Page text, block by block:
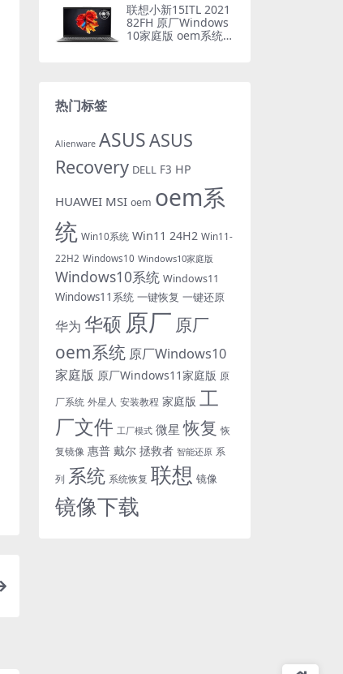
联想小新15ITL 2021
82FH 原厂Windows
10家庭版 oem系统镜
热门标签
Alienware ASUSASUS
Recovery DELL F3 HP
HUAWEI MSI oem oem系
统 Win10系统 Win11 24H2 Win11-
22H2 Windows10 Windows10家庭版
Windows10系统 Windows11
Windows11系统 一键恢复 一键还原
华为 华硕 原厂 原厂
oem系统 原厂Windows10
家庭版 原厂Windows11家庭版 原
厂系统 外星人 安装教程 家庭版 工
厂文件 工厂模式 微星 恢复 恢
复镜像 惠普 戴尔 拯救者 智能还原 系
列 系统 系统恢复 联想 镜像
镜像下载